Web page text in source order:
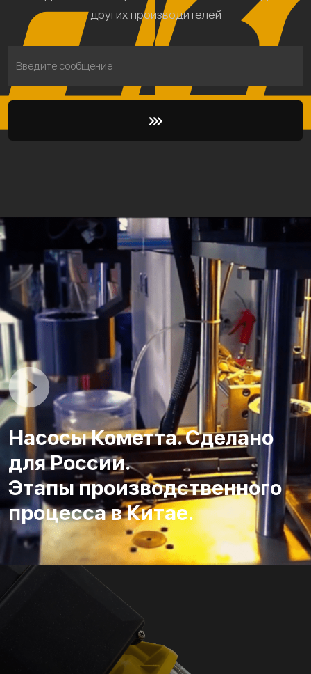
других производителей
Введите сообщение
Насосы Кометта. Сделано
для России.
Этапы производственного
процесса в Китае.